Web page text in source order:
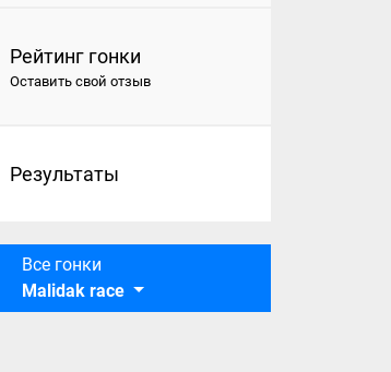
Рейтинг гонки
Оставить свой отзыв
Результаты
Все гонки
Malidak race